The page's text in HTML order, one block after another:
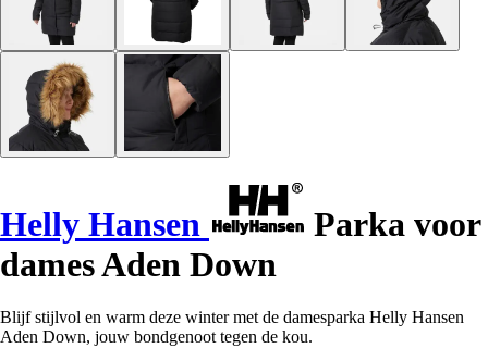
Helly Hansen
Parka voor
dames Aden Down
Blijf stijlvol en warm deze winter met de damesparka Helly Hansen
Aden Down, jouw bondgenoot tegen de kou.